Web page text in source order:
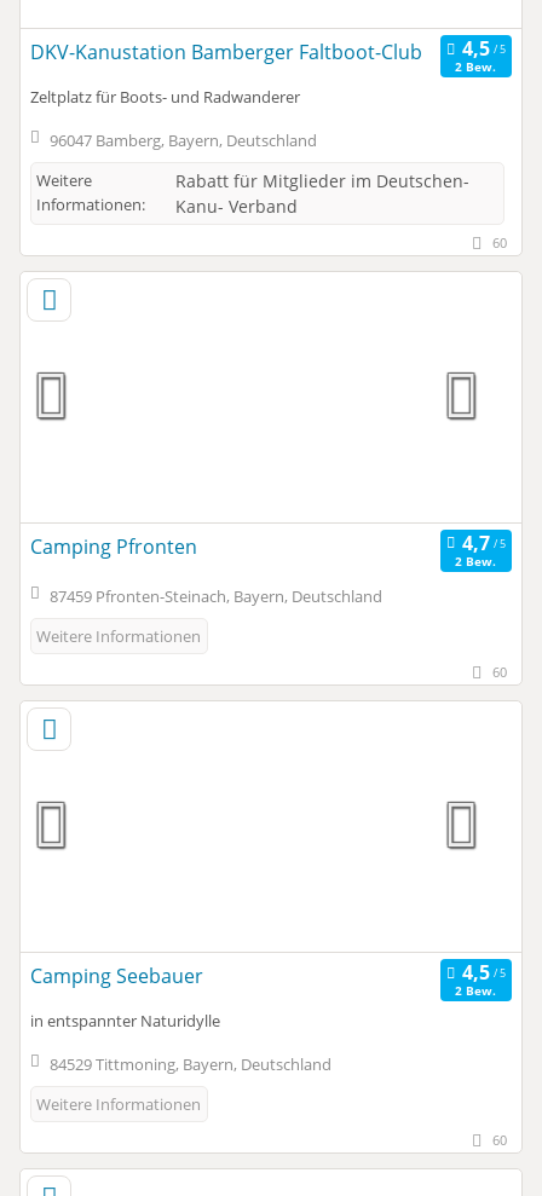
DKV-Kanustation Bamberger Faltboot-Club
2 Bew.
Zeltplatz für Boots- und Radwanderer
96047 Bamberg, Bayern, Deutschland
Weitere
Informationen:
Rabatt für Mitglieder im Deutschen-
Kanu- Verband
60
Camping Pfronten
2 Bew.
87459 Pfronten-Steinach, Bayern, Deutschland
Weitere Informationen
60
Camping Seebauer
2 Bew.
in entspannter Naturidylle
84529 Tittmoning, Bayern, Deutschland
Weitere Informationen
60